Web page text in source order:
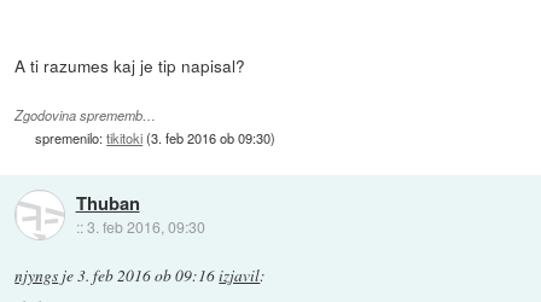
A ti razumes kaj je tip napisal?
Zgodovina sprememb…
spremenilo:tikitoki(3. feb 2016 ob 09:30)
Thuban
::3. feb 2016, 09:30
njyngs je3. feb 2016 ob 09:16izjavil: